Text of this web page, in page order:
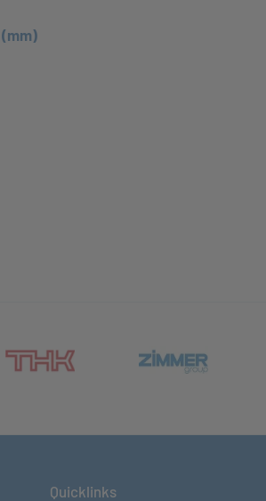
(öffnet in neuem Tab)(öffnet in
Quicklinks